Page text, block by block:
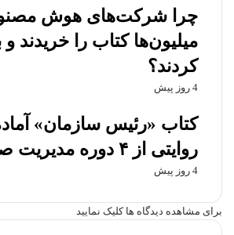
چرا شرکت‌های هوش
میلیون‌ها کتاب را خریدند و
کردند؟
4 روز پیش
کتاب «رئیس سازمان»
روایتی از ۴ دوره مدیریت صداوسیما
4 روز پیش
برای مشاهده دیدگاه ها کلیک نمایید